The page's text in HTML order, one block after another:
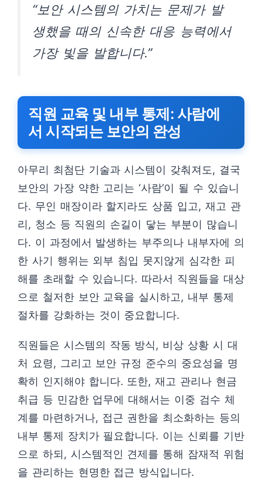
“보안 시스템의 가치는 문제가 발
생했을 때의 신속한 대응 능력에서
가장 빛을 발합니다.”
직원 교육 및 내부 통제: 사람에
서 시작되는 보안의 완성
아무리 최첨단 기술과 시스템이 갖춰져도, 결국
보안의 가장 약한 고리는 ‘사람’이 될 수 있습니
다. 무인 매장이라 할지라도 상품 입고, 재고 관
리, 청소 등 직원의 손길이 닿는 부분이 많습니
다. 이 과정에서 발생하는 부주의나 내부자에 의
한 사기 행위는 외부 침입 못지않게 심각한 피
해를 초래할 수 있습니다. 따라서 직원들을 대상
으로 철저한 보안 교육을 실시하고, 내부 통제
절차를 강화하는 것이 중요합니다.
직원들은 시스템의 작동 방식, 비상 상황 시 대
처 요령, 그리고 보안 규정 준수의 중요성을 명
확히 인지해야 합니다. 또한, 재고 관리나 현금
취급 등 민감한 업무에 대해서는 이중 검수 체
계를 마련하거나, 접근 권한을 최소화하는 등의
내부 통제 장치가 필요합니다. 이는 신뢰를 기반
으로 하되, 시스템적인 견제를 통해 잠재적 위험
을 관리하는 현명한 접근 방식입니다.